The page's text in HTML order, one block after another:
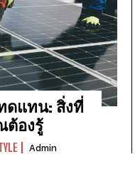
ดแทน: สิ่งที่
องรู้
Admin